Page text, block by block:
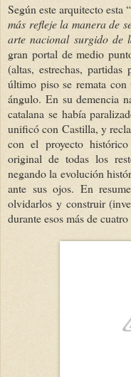
Según este arquitecto esta
más refleje la manera de
arte nacional surgido de
gran portal de medio
(altas, estrechas,
último piso se remata
ángulo. En su demencia
catalana se había
unificó con Castilla, y
con el proyecto
original de todas los
negando la evolución
ante sus ojos. En
olvidarlos y construir
durante esos más de